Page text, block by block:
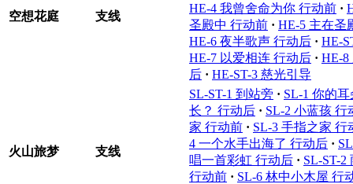
空想花庭 支线
HE-4 我曾舍命为你 行动前 ·
圣殿中 行动前 · HE-5 主在圣
HE-6 夜半歌声 行动后 · HE-
HE-7 以爱相连 行动后 · HE-8
后 · HE-ST-3 慈光引导
火山旅梦 支线
SL-ST-1 到站旁 · SL-1 你的
长？ 行动后 · SL-2 小蓝孩 行
家 行动前 · SL-3 手指之家 行
4 一个水手出海了 行动后 ·
唱一首彩虹 行动后 · SL-ST-2
行动前 · SL-6 林中小木屋 行